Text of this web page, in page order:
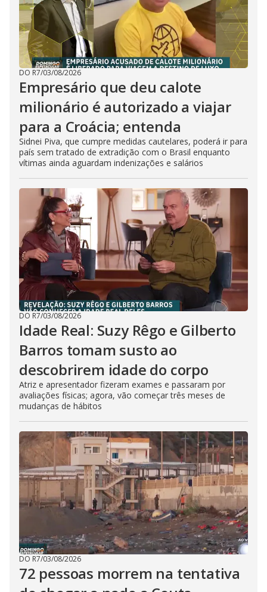
DO R7/03/08/2026
Empresário que deu calote
milionário é autorizado a viajar
para a Croácia; entenda
Sidnei Piva, que cumpre medidas cautelares, poderá ir para
país sem tratado de extradição com o Brasil enquanto
vítimas ainda aguardam indenizações e salários
DO R7/03/08/2026
Idade Real: Suzy Rêgo e Gilberto
Barros tomam susto ao
descobrirem idade do corpo
Atriz e apresentador fizeram exames e passaram por
avaliações físicas; agora, vão começar três meses de
mudanças de hábitos
DO R7/03/08/2026
72 pessoas morrem na tentativa